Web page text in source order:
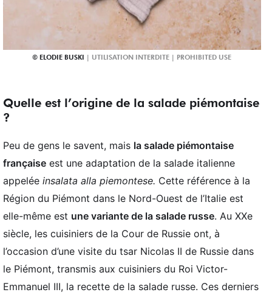
ELODIE BUSKI
Quelle est l’origine de la salade piémontaise
?
Peu de gens le savent, mais la salade piémontaise
française est une adaptation de la salade italienne
appelée insalata alla piemontese. Cette référence à la
Région du Piémont dans le Nord-Ouest de l’Italie est
elle-même est une variante de la salade russe. Au XXe
siècle, les cuisiniers de la Cour de Russie ont, à
l’occasion d’une visite du tsar Nicolas II de Russie dans
le Piémont, transmis aux cuisiniers du Roi Victor-
Emmanuel III, la recette de la salade russe. Ces derniers